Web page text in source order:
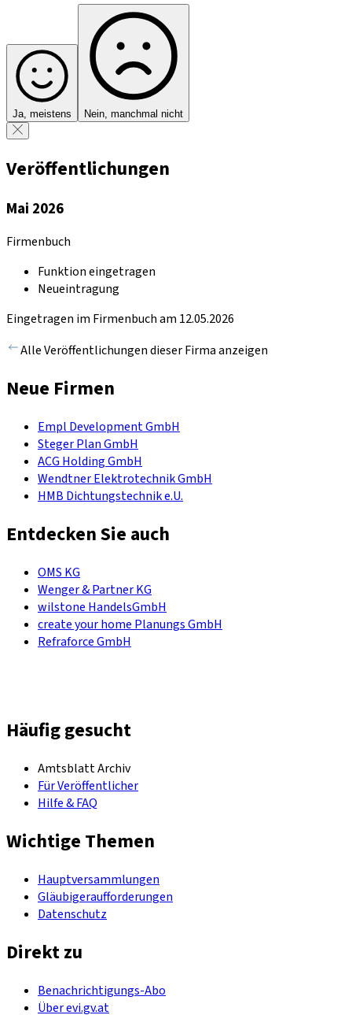
Ja, meistens Nein, manchmal nicht
Veröffentlichungen
Mai 2026
Firmenbuch
Funktion eingetragen
Neueintragung
Eingetragen im Firmenbuch am 12.05.2026
Alle Veröffentlichungen dieser Firma anzeigen
Neue Firmen
Empl Development GmbH
Steger Plan GmbH
ACG Holding GmbH
Wendtner Elektrotechnik GmbH
HMB Dichtungstechnik e.U.
Entdecken Sie auch
OMS KG
Wenger & Partner KG
wilstone HandelsGmbH
create your home Planungs GmbH
Refraforce GmbH
Häufig gesucht
Amtsblatt Archiv
Für Veröffentlicher
Hilfe & FAQ
Wichtige Themen
Hauptversammlungen
Gläubigeraufforderungen
Datenschutz
Direkt zu
Benachrichtigungs-Abo
Über evi.gv.at